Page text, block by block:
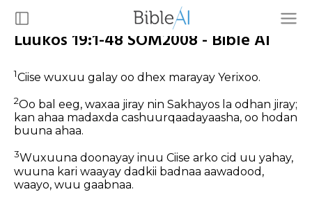
Luukos 19:1-48 SOM2008 - Bible AI
1Ciise wuxuu galay oo dhex marayay Yerixoo.
2Oo bal eeg, waxaa jiray nin Sakhayos la odhan jiray;
kan ahaa madaxda cashuurqaadayaasha, oo hodan
buuna ahaa.
3Wuxuuna doonayay inuu Ciise arko cid uu yahay,
wuuna kari waayay dadkii badnaa aawadood,
waayo, wuu gaabnaa.